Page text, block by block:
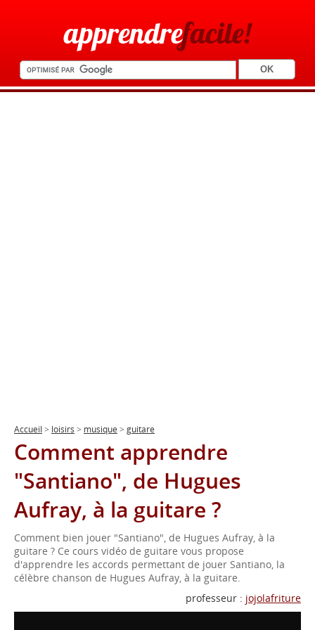
apprendrefacile!
Accueil > loisirs > musique > guitare
Comment apprendre
"Santiano", de Hugues
Aufray, à la guitare ?
Comment bien jouer "Santiano", de Hugues Aufray, à la
guitare ? Ce cours vidéo de guitare vous propose
d'apprendre les accords permettant de jouer Santiano, la
célèbre chanson de Hugues Aufray, à la guitare.
professeur : jojolafriture